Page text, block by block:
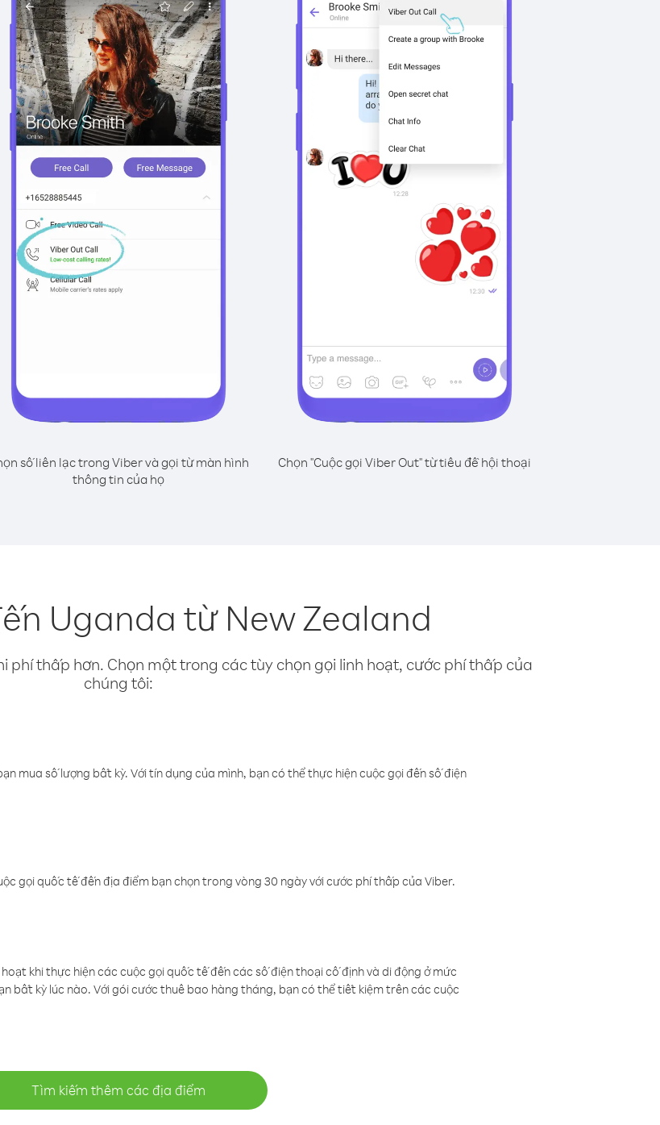
số liên lạc trong Viber và gọi từ màn hình
thông tin của họ
Chọn "Cuộc gọi Viber Out" từ tiêu đề hội thoại
Uganda từ New Zealand
phí thấp hơn. Chọn một trong các tùy chọn gọi linh hoạt, cước phí thấp của
chúng tôi:
mua số lượng bất kỳ. Với tín dụng của mình, bạn có thể thực hiện cuộc gọi đến số điện
gọi quốc tế đến địa điểm bạn chọn trong vòng 30 ngày với cước phí thấp của Viber.
khi thực hiện các cuộc gọi quốc tế đến các số điện thoại cố định và di động ở mức
bất kỳ lúc nào. Với gói cước thuê bao hàng tháng, bạn có thể tiết kiệm trên các cuộc
Tìm kiếm thêm các địa điểm